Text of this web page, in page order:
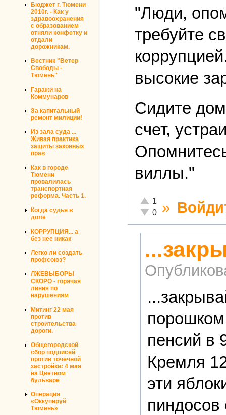
Бюджет г. Тюмени
2010г. - Как у
здравоохранения
с образованием
отняли конфетку и
отдали
дорожникам.
Вестник "Ветер
Свободы -
Тюмень"
Гаражи на
Коммунаров
За капитальный
ремонт милиции!
Из зала суда ...
Живая практика
защиты законных
прав
Как в городе
Тюмени
провалилась
транспортная
реформа. Часть 1.
Когда судья в
доле
КОРРУПЦИЯ... а
без нее никак
Легко ли создать
профсоюз?
ЛЖЕВЫБОРЫ
СКОРО - горячая
линия по
нарушениям
Митинг 22 мая
против
строительства
дороги.
Общегородской
сбор подписей
против точечной
застройки: 4 мая
на Цветном
бульваре
Операция
«Оккупируй
Тюмень»
"Люди,
требуйте
высокие
Сидите
счет,
виллы."
Отлично!
1
Неадекватно!
0 »
пенсий в
Кремля
эти